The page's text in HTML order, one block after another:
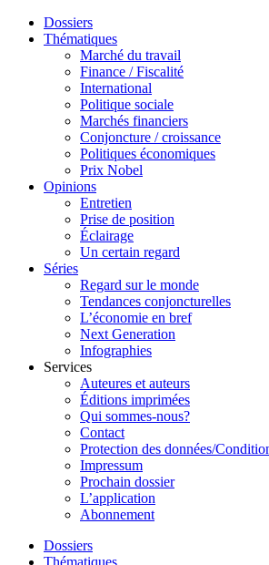
Dossiers
Thématiques
Marché du travail
Finance / Fiscalité
International
Politique sociale
Marchés financiers
Conjoncture / croissance
Politiques économiques
Prix Nobel
Opinions
Entretien
Prise de position
Éclairage
Un certain regard
Séries
Regard sur le monde
Tendances conjoncturelles
L’économie en bref
Next Generation
Infographies
Services
Auteures et auteurs
Éditions imprimées
Qui sommes-nous?
Contact
Protection des données/
Impressum
Prochain dossier
L’application
Abonnement
Dossiers
Thématiques